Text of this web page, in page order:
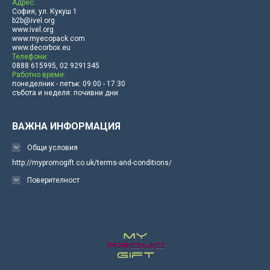
Адрес:
София, ул. Кукуш 1
b2b@ivel.org
www.ivel.org
www.myecopack.com
www.decorbox.eu
Телефони:
0888 615995, 02 9291345
Работно време:
понеделник - петък: 09:00 - 17:30
събота и неделя: почивни дни
ВАЖНА ИНФОРМАЦИЯ
Общи условия
http://mypromogift.co.uk/terms-and-conditions/
Поверителност